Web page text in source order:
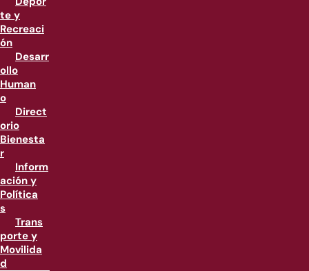
te y
Recreaci
ón
Desarr
ollo
Human
o
Direct
orio
Bienesta
r
Inform
ación y
Política
s
Trans
porte y
Movilida
d